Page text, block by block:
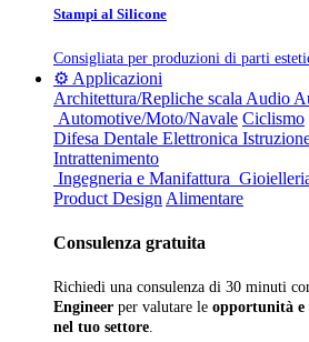
Stampi al Silicone
Consigliata per produzioni di parti
⚙️ Applicazioni
Architettura/Repliche scala Audio
Automotive/Moto/Navale Ciclismo
Difesa Dentale Elettronica
Intrattenimento
Ingegneria e Manifattura
Product Design Alimentare
Consulenza gratuita
Richiedi una consulenza di 30 minuti
Engineer per valutare le opportunità e
nel tuo settore